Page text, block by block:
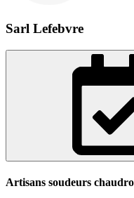
Sarl Lefebvre
Artisans soudeurs